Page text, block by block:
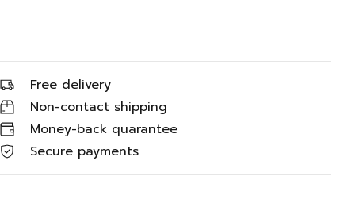
Free delivery
Non-contact shipping
Money-back quarantee
Secure payments